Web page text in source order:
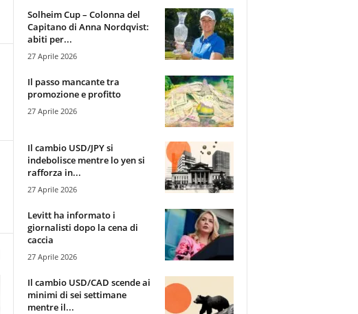
Solheim Cup – Colonna del
Capitano di Anna Nordqvist:
abiti per...
27 Aprile 2026
Il passo mancante tra
promozione e profitto
27 Aprile 2026
Il cambio USD/JPY si
indebolisce mentre lo yen si
rafforza in...
27 Aprile 2026
Levitt ha informato i
giornalisti dopo la cena di
caccia
27 Aprile 2026
Il cambio USD/CAD scende ai
minimi di sei settimane
mentre il...